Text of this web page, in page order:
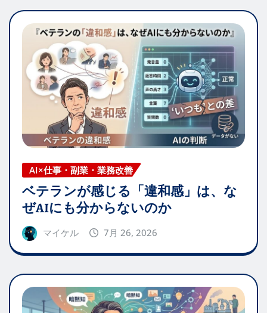
AI×仕事・副業・業務改善
ベテランが感じる「違和感」は、な
ぜAIにも分からないのか
マイケル 7月 26, 2026